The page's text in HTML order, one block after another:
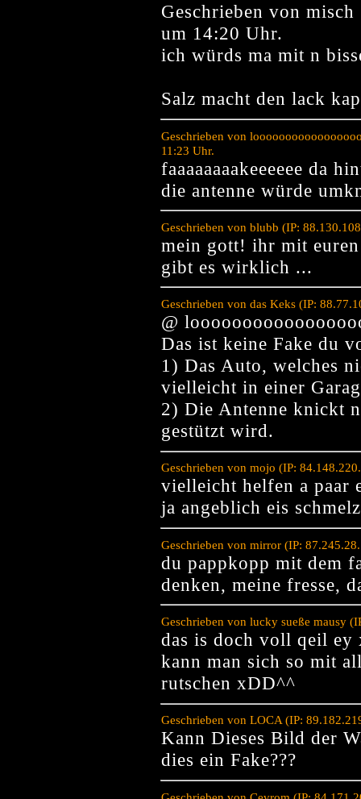
Geschrieben von
um 14:20 Uhr.
ich würds ma mit n
Salz macht den lack
Geschrieben von
11:23 Uhr.
faaaaaaaakeeeeee da
die antenne würde
Geschrieben von blubb (IP:
mein gott! ihr mit
gibt es wirklich ...
Geschrieben von das Keks (IP:
@
Das ist keine Fake du
1) Das Auto, welches
vielleicht in einer
2) Die Antenne knickt
gestützt wird.
Geschrieben von mojo (IP:
vielleicht helfen a paar
ja angeblich eis
Geschrieben von mirror (IP:
du pappkopp mit dem
denken, meine fresse,
Geschrieben von lucky sueße mausy
das is doch voll qeil
kann man sich so mit
rutschen xDD^^
Geschrieben von LOCA (IP:
Kann Dieses Bild der
dies ein Fake???